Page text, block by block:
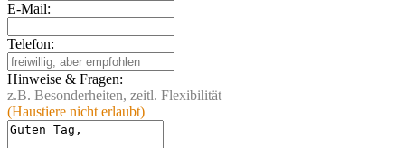
E-Mail:
Telefon:
Hinweise & Fragen:
z.B. Besonderheiten, zeitl. Flexibilität
(Haustiere nicht erlaubt)